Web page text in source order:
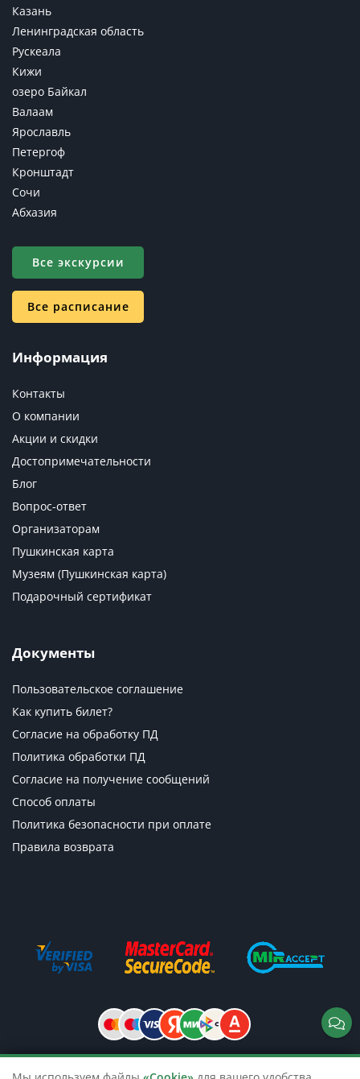
Казань
Ленинградская область
Рускеала
Кижи
озеро Байкал
Валаам
Ярославль
Петергоф
Кронштадт
Сочи
Абхазия
Все экскурсии
Все расписание
Информация
Контакты
О компании
Акции и скидки
Достопримечательности
Блог
Вопрос-ответ
Организаторам
Пушкинская карта
Музеям (Пушкинская карта)
Подарочный сертификат
Документы
Пользовательское соглашение
Как купить билет?
Согласие на обработку ПД
Политика обработки ПД
Согласие на получение сообщений
Способ оплаты
Политика безопасности при оплате
Правила возврата